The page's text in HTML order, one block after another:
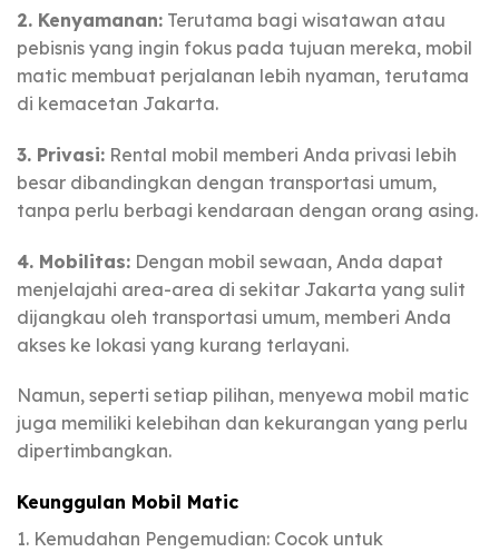
2. Kenyamanan: Terutama bagi wisatawan atau
pebisnis yang ingin fokus pada tujuan mereka, mobil
matic membuat perjalanan lebih nyaman, terutama
di kemacetan Jakarta.
3. Privasi: Rental mobil memberi Anda privasi lebih
besar dibandingkan dengan transportasi umum,
tanpa perlu berbagi kendaraan dengan orang asing.
4. Mobilitas: Dengan mobil sewaan, Anda dapat
menjelajahi area-area di sekitar Jakarta yang sulit
dijangkau oleh transportasi umum, memberi Anda
akses ke lokasi yang kurang terlayani.
Namun, seperti setiap pilihan, menyewa mobil matic
juga memiliki kelebihan dan kekurangan yang perlu
dipertimbangkan.
Keunggulan Mobil Matic
1. Kemudahan Pengemudian: Cocok untuk